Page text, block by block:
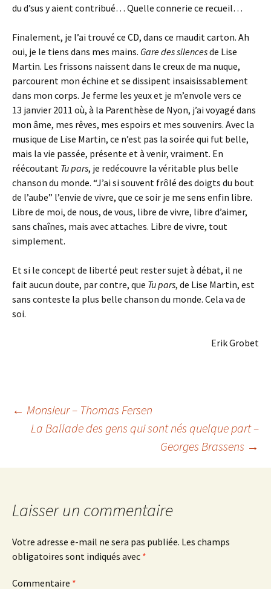
du d’sus y aient contribué… Quelle connerie ce recueil…
Finalement, je l’ai trouvé ce CD, dans ce maudit carton. Ah
oui, je le tiens dans mes mains. Gare des silencesde Lise
Martin. Les frissons naissent dans le creux de ma nuque,
parcourent mon échine et se dissipent insaisissablement
dans mon corps. Je ferme les yeux et je m’envole vers ce
13 janvier 2011 où, à la Parenthèse de Nyon, j’ai voyagé dans
mon âme, mes rêves, mes espoirs et mes souvenirs. Avec la
musique de Lise Martin, ce n’est pas la soirée qui fut belle,
mais la vie passée, présente et à venir, vraiment. En
réécoutant Tu pars, je redécouvre la véritable plus belle
chanson du monde. “J’ai si souvent frôlé des doigts du bout
de l’aube” l’envie de vivre, que ce soir je me sens enfin libre.
Libre de moi, de nous, de vous, libre de vivre, libre d’aimer,
sans chaînes, mais avec attaches. Libre de vivre, tout
simplement.
Et si le concept de liberté peut rester sujet à débat, il ne
fait aucun doute, par contre, que Tu pars, de Lise Martin, est
sans conteste la plus belle chanson du monde. Cela va de
soi.
Erik Grobet
Navigation
← Monsieur – Thomas Fersen
La Ballade des gens qui sont nés quelque part –
Georges Brassens →
Laisser un commentaire
Votre adresse e-mail ne sera pas publiée. Les champs
obligatoires sont indiqués avec *
Commentaire *